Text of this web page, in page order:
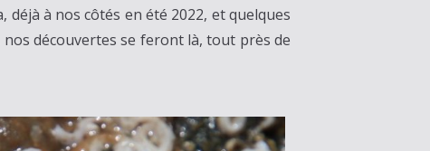
déjà à nos côtés en été 2022, et quelques
découvertes se feront là, tout près de